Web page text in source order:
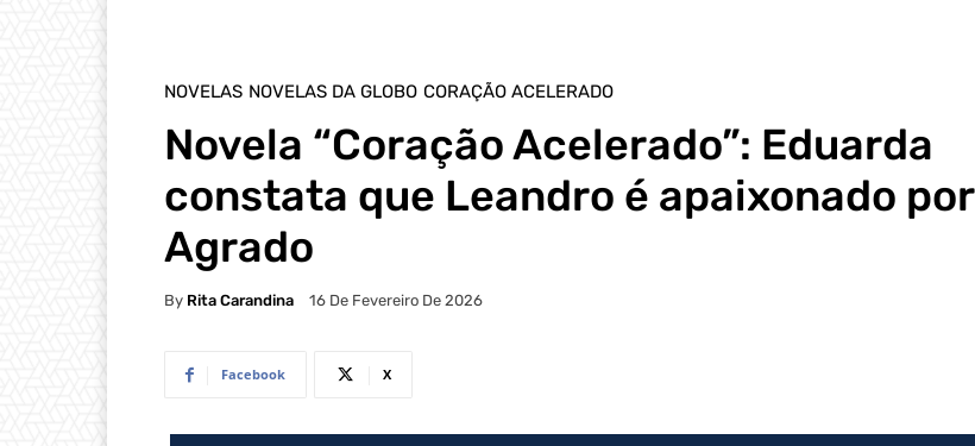
NOVELAS NOVELAS DA GLOBO CORAÇÃO ACELERADO
Novela “Coração Acelerado”: Eduarda
constata que Leandro é apaixonado por
Agrado
By Rita Carandina 16 De Fevereiro De 2026
Facebook X